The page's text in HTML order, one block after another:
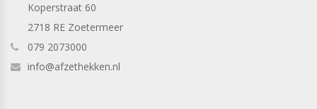
Koperstraat 60
2718 RE Zoetermeer
079 2073000
info@afzethekken.nl